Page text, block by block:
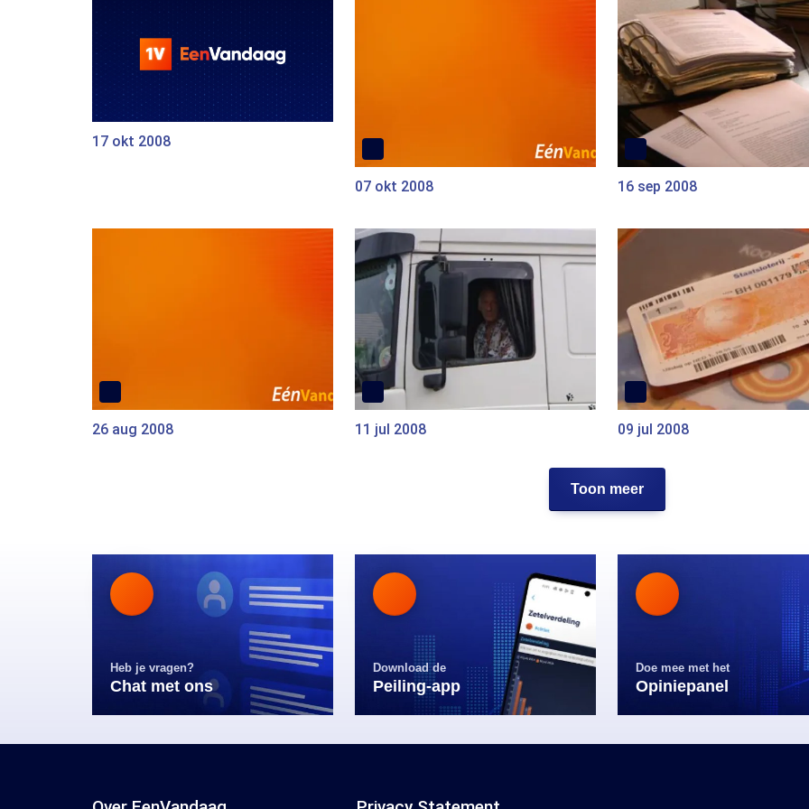
17 okt 2008
07 okt 2008 16 sep 2008
26 aug 2008 11 jul 2008 09 jul 2008
Toon meer
Heb je vragen?
Chat met ons
Download de
Peiling-app
Doe mee met het
Opiniepanel